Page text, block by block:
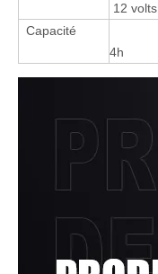
12 volts
Capacité
4h